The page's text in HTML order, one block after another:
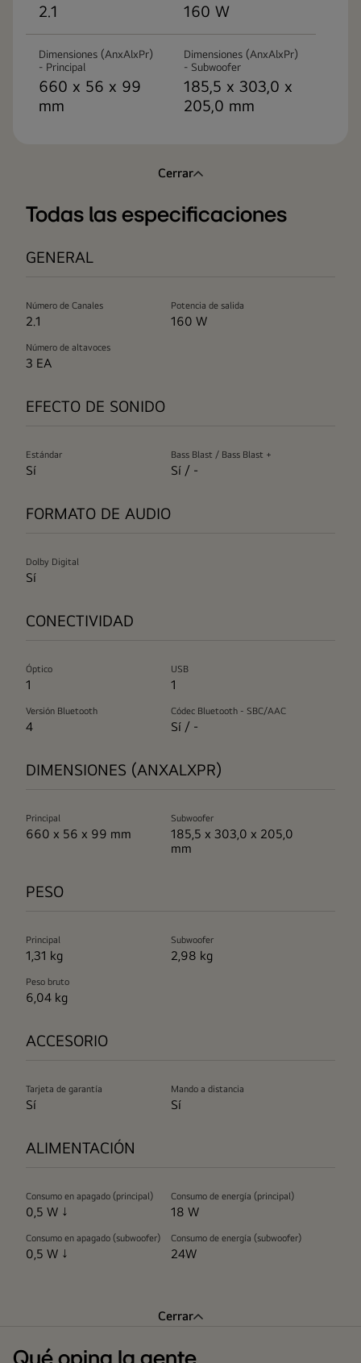
2.1 160 W
Dimensiones (AnxAlxPr)
- Principal
660 x 56 x 99
mm
Dimensiones (AnxAlxPr)
- Subwoofer
185,5 x 303,0 x
205,0 mm
Cerrar
Todas las especificaciones
GENERAL
Número de Canales
2.1
Potencia de salida
160 W
Número de altavoces
3 EA
EFECTO DE SONIDO
Estándar
Sí
Bass Blast / Bass Blast +
Sí / -
FORMATO DE AUDIO
Dolby Digital
Sí
CONECTIVIDAD
Óptico
1
USB
1
Versión Bluetooth
4
Códec Bluetooth - SBC/AAC
Sí / -
DIMENSIONES (ANXALXPR)
Principal
660 x 56 x 99 mm
Subwoofer
185,5 x 303,0 x 205,0
mm
PESO
Principal
1,31 kg
Subwoofer
2,98 kg
Peso bruto
6,04 kg
ACCESORIO
Tarjeta de garantía
Sí
Mando a distancia
Sí
ALIMENTACIÓN
Consumo en apagado (principal)
0,5 W ↓
Consumo de energía (principal)
18 W
Consumo en apagado (subwoofer)
0,5 W ↓
Consumo de energía (subwoofer)
24W
Cerrar